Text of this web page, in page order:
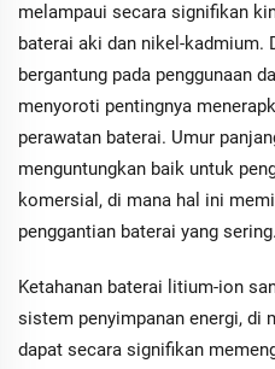
melampaui secara signifikan
baterai aki dan nikel-kadmium.
bergantung pada penggunaan
menyoroti pentingnya
perawatan baterai. Umur
menguntungkan baik untuk
komersial, di mana hal ini
penggantian baterai yang sering.
Ketahanan baterai litium-ion
sistem penyimpanan energi, di
dapat secara signifikan